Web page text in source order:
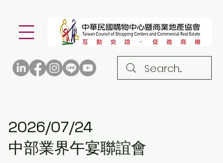
2026/07/24
中部業界午宴聯誼會